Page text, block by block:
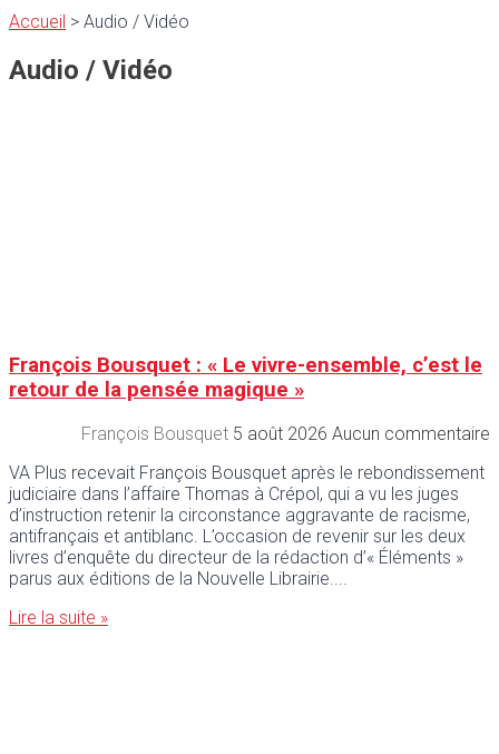
Accueil > Audio / Vidéo
Audio / Vidéo
François Bousquet : « Le vivre-ensemble, c’est le
retour de la pensée magique »
François Bousquet 5 août 2026 Aucun commentaire
VA Plus recevait François Bousquet après le rebondissement
judiciaire dans l’affaire Thomas à Crépol, qui a vu les juges
d’instruction retenir la circonstance aggravante de racisme,
antifrançais et antiblanc. L’occasion de revenir sur les deux
livres d’enquête du directeur de la rédaction d’« Éléments »
parus aux éditions de la Nouvelle Librairie.
Lire la suite »